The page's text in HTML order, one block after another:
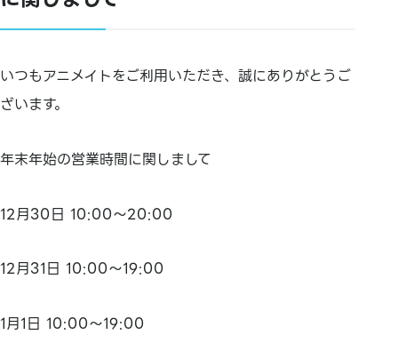
いつもアニメイトをご利用いただき、誠にありがとうご
ざいます。
年末年始の営業時間に関しまして
12月30日 10:00～20:00
12月31日 10:00～19:00
1月1日 10:00～19:00